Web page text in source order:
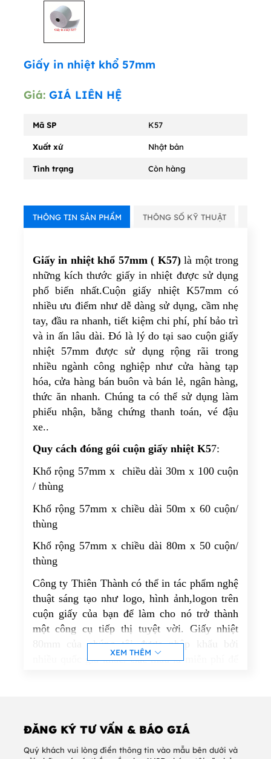
Giấy in nhiệt khổ 57mm
Giá: GIÁ LIÊN HỆ
Mã SP K57
Xuất xứ Nhật bản
Tình trạng Còn hàng
THÔNG TIN SẢN PHẨM THÔNG SỐ KỸ THUẬT
Giấy in nhiệt khổ 57mm ( K57)là một trong
những kích thước giấy in nhiệt được sử dụng
phổ biến nhất.Cuộn giấy nhiệt K57mm có
nhiều ưu điểm như dễ dàng sử dụng, cầm nhẹ
tay, đầu ra nhanh, tiết kiệm chi phí, phí bảo trì
và in ấn lâu dài. Đó là lý do tại sao cuộn giấy
nhiệt 57mm được sử dụng rộng rãi trong
nhiều ngành công nghiệp như cửa hàng tạp
hóa, cửa hàng bán buôn và bán lẻ, ngân hàng,
thức ăn nhanh. Chúng ta có thể sử dụng làm
phiếu nhận, bằng chứng thanh toán, vé đậu
xe..
Quy cách đóng gói cuộn giấy nhiệt K57:
Khổ rộng 57mm x chiều dài 30m x 100 cuộn
/ thùng
Khổ rộng 57mm x chiều dài 50m x 60 cuộn/
thùng
Khổ rộng 57mm x chiều dài 80m x 50 cuộn/
thùng
Công ty Thiên Thành có thể in tác phẩm nghệ
thuật sáng tạo như logo, hình ảnh,logon trên
cuộn giấy của bạn để làm cho nó trở thành
một công cụ tiếp thị tuyệt vời. Giấy nhiệt
80mm của chúng tôi được nhập khẩu bởi
nhiều quốc gia khác. Các mẫu là miễn phí để
nhiệt:
Đừng chỉ chú ý đến giá mỗi cuộn, mà cả giá
XEM THÊM
ĐĂNG KÝ TƯ VẤN & BÁO GIÁ
Quý khách vui lòng điền thông tin vào mẫu bên dưới và